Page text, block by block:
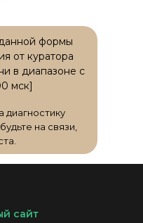
формы
от куратора
в диапазоне с
мск]
диагностику
на связи,
сайт